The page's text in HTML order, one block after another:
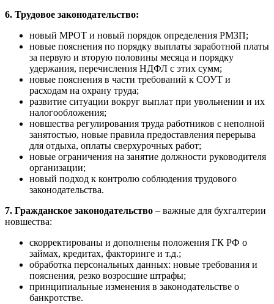
6. Трудовое законодательство:
новый МРОТ и новый порядок определения РМЗП;
новые пояснения по порядку выплаты заработной платы
за первую и вторую половины месяца и порядку
удержания, перечисления НДФЛ с этих сумм;
новые пояснения в части требований к СОУТ и
расходам на охрану труда;
развитие ситуации вокруг выплат при увольнении и их
налогообложения;
новшества регулирования труда работников с неполной
занятостью, новые правила предоставления перерыва
для отдыха, оплаты сверхурочных работ;
новые ограничения на занятие должности руководителя
организации;
новый подход к контролю соблюдения трудового
законодательства.
7. Гражданское законодательство – важные для бухгалтерии
новшества:
скорректированы и дополнены положения ГК РФ о
займах, кредитах, факторинге и т.д.;
обработка персональных данных: новые требования и
пояснения, резко возросшие штрафы;
принципиальные изменения в законодательстве о
банкротстве.